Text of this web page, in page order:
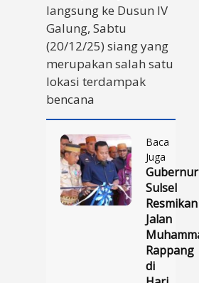
langsung ke Dusun IV
Galung, Sabtu
(20/12/25) siang yang
merupakan salah satu
lokasi terdampak
bencana
Baca
Juga
Gubernur
Sulsel
Resmikan
Jalan
Rappang
di